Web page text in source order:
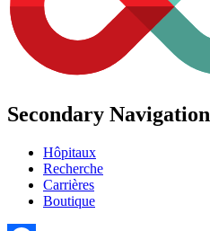
Secondary Navigation
Hôpitaux
Recherche
Carrières
Boutique